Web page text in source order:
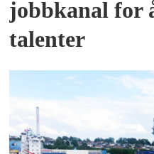
jobbkanal for
talenter